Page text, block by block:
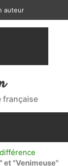
auteur
française
et "Venimeuse"